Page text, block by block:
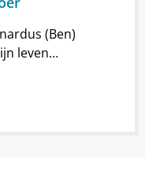
(Ben)
leven